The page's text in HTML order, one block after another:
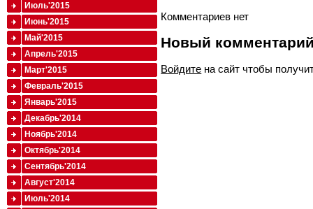
Комментариев нет
Новый
Войдите на сайт чтобы
Июль'2015
Июнь'2015
Май'2015
Апрель'2015
Март'2015
Февраль'2015
Январь'2015
Декабрь'2014
Ноябрь'2014
Октябрь'2014
Сентябрь'2014
Август'2014
Июль'2014